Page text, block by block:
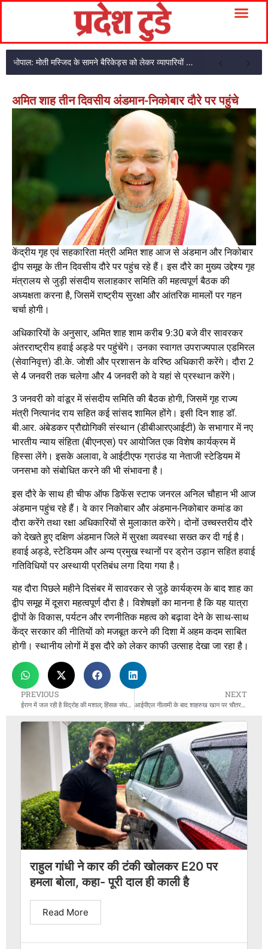
भोपाल: मोती मस्जिद के सामने बैरिकेड्स को लेकर व्यापारियों का गुस्सा फूटा, दुकानें बंद कर धरना
अमित शाह तीन दिवसीय अंडमान-निकोबार दौरे पर पहुंचे
केंद्रीय गृह एवं सहकारिता मंत्री अमित शाह आज से अंडमान और निकोबार
द्वीप समूह के तीन दिवसीय दौरे पर पहुंच रहे हैं। इस दौरे का मुख्य उद्देश्य गृह
मंत्रालय से जुड़ी संसदीय सलाहकार समिति की महत्वपूर्ण बैठक की
अध्यक्षता करना है, जिसमें राष्ट्रीय सुरक्षा और आंतरिक मामलों पर गहन
चर्चा होगी।
अधिकारियों के अनुसार, अमित शाह शाम करीब 9:30 बजे वीर सावरकर
अंतरराष्ट्रीय हवाई अड्डे पर पहुंचेंगे। उनका स्वागत उपराज्यपाल एडमिरल
(सेवानिवृत्त) डी.के. जोशी और प्रशासन के वरिष्ठ अधिकारी करेंगे। दौरा 2
से 4 जनवरी तक चलेगा और 4 जनवरी को वे यहां से प्रस्थान करेंगे।
3 जनवरी को वांडूर में संसदीय समिति की बैठक होगी, जिसमें गृह राज्य
मंत्री नित्यानंद राय सहित कई सांसद शामिल होंगे। इसी दिन शाह डॉ.
बी.आर. अंबेडकर प्रौद्योगिकी संस्थान (डीबीआरएआईटी) के सभागार में नए
भारतीय न्याय संहिता (बीएनएस) पर आयोजित एक विशेष कार्यक्रम में
हिस्सा लेंगे। इसके अलावा, वे आईटीएफ ग्राउंड या नेताजी स्टेडियम में
जनसभा को संबोधित करने की भी संभावना है।
इस दौरे के साथ ही चीफ ऑफ डिफेंस स्टाफ जनरल अनिल चौहान भी आज
अंडमान पहुंच रहे हैं। वे कार निकोबार और अंडमान-निकोबार कमांड का
दौरा करेंगे तथा रक्षा अधिकारियों से मुलाकात करेंगे। दोनों उच्चस्तरीय दौरे
को देखते हुए दक्षिण अंडमान जिले में सुरक्षा व्यवस्था सख्त कर दी गई है।
हवाई अड्डे, स्टेडियम और अन्य प्रमुख स्थानों पर ड्रोन उड़ान सहित हवाई
गतिविधियों पर अस्थायी प्रतिबंध लगा दिया गया है।
यह दौरा पिछले महीने दिसंबर में सावरकर से जुड़े कार्यक्रम के बाद शाह का
द्वीप समूह में दूसरा महत्वपूर्ण दौरा है। विशेषज्ञों का मानना है कि यह यात्रा
द्वीपों के विकास, पर्यटन और रणनीतिक महत्व को बढ़ावा देने के साथ-साथ
केंद्र सरकार की नीतियों को मजबूत करने की दिशा में अहम कदम साबित
होगी। स्थानीय लोगों में इस दौरे को लेकर काफी उत्साह देखा जा रहा है।
PREVIOUS
ईरान में जल रही है विद्रोह की मशाल; हिंसक संघर्ष ने वैश्विक स्तर पर बढ़ाई चिंता, मौत के आंकड़ों ने डराया।
NEXT
आईपीएल नीलामी के बाद शाहरुख खान पर चौतरफा हमला; ‘जुबान काटने’ से लेकर ‘संपत्ति जब्त’ करने तक की उठी मांग
राहुल गांधी ने कार की टंकी खोलकर E20 पर
हमला बोला, कहा- पूरी दाल ही काली है
Read More